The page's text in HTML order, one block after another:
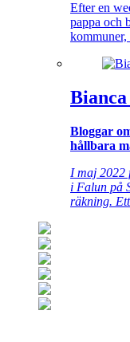
Efter en
pappa och
kommuner,
Bloggar
hållbara
I maj 2022
i Falun på
räkning.